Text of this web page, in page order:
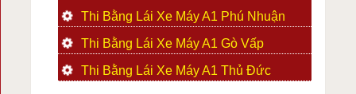
Thi Bằng Lái Xe Máy A1 Phú Nhuận
Thi Bằng Lái Xe Máy A1 Gò Vấp
Thi Bằng Lái Xe Máy A1 Thủ Đức